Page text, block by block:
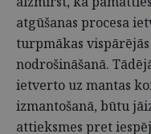
atgūšanas procesa
turpmākas
nodrošināšanā.
ietverto uz mantas
izmantošanā, būtu
attieksmes pret